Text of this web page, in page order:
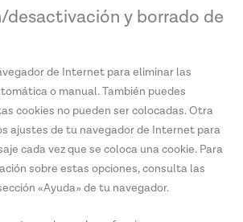
desactivación y borrado de
de Internet para eliminar las
o manual. También puedes
cookies no pueden ser colocadas. Otra
ajustes de tu navegador de Internet para
cada vez que se coloca una cookie. Para
sobre estas opciones, consulta las
«Ayuda» de tu navegador.